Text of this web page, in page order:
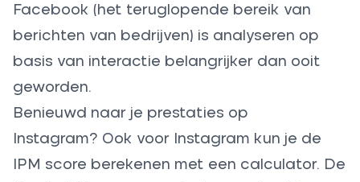
Facebook (het teruglopende bereik van
berichten van bedrijven) is analyseren op
basis van interactie belangrijker dan ooit
geworden.
Benieuwd naar je prestaties op
Instagram? Ook voor Instagram kun je de
IPM score berekenen met een calculator. De